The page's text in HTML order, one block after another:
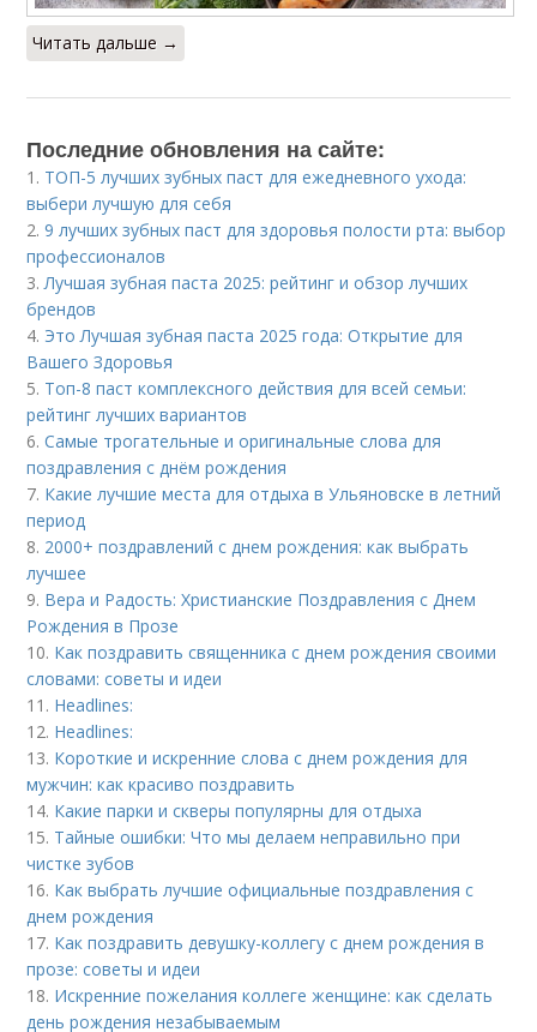
Читать дальше →
Последние обновления на сайте:
1. ТОП-5 лучших зубных паст для ежедневного ухода:
выбери лучшую для себя
2.9 лучших зубных паст для здоровья полости рта: выбор
профессионалов
3.Лучшая зубная паста 2025: рейтинг и обзор лучших
брендов
4. Это Лучшая зубная паста 2025 года: Открытие для
Вашего Здоровья
5. Топ-8 паст комплексного действия для всей семьи:
рейтинг лучших вариантов
6.Самые трогательные и оригинальные слова для
поздравления с днём рождения
7. Какие лучшие места для отдыха в Ульяновске в летний
период
8. 2000+ поздравлений с днем рождения: как выбрать
лучшее
9. Вера и Радость: Христианские Поздравления с Днем
Рождения в Прозе
10. Как поздравить священника с днем рождения своими
словами: советы и идеи
11. Headlines:
12. Headlines:
13. Короткие и искренние слова с днем рождения для
мужчин: как красиво поздравить
14. Какие парки и скверы популярны для отдыха
15. Тайные ошибки: Что мы делаем неправильно при
чистке зубов
16. Как выбрать лучшие официальные поздравления с
днем рождения
17. Как поздравить девушку-коллегу с днем рождения в
прозе: советы и идеи
18. Искренние пожелания коллеге женщине: как сделать
день рождения незабываемым